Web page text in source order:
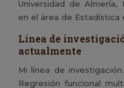
Universidad de
en el ärea de Estadística
Línea de
actualmente
Mi línea de
Regresión funcional